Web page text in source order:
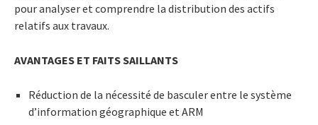
pour analyser et comprendre la distribution des actifs
relatifs aux travaux.
AVANTAGES ET FAITS SAILLANTS
Réduction de la nécessité de basculer entre le système
d’information géographique et ARM